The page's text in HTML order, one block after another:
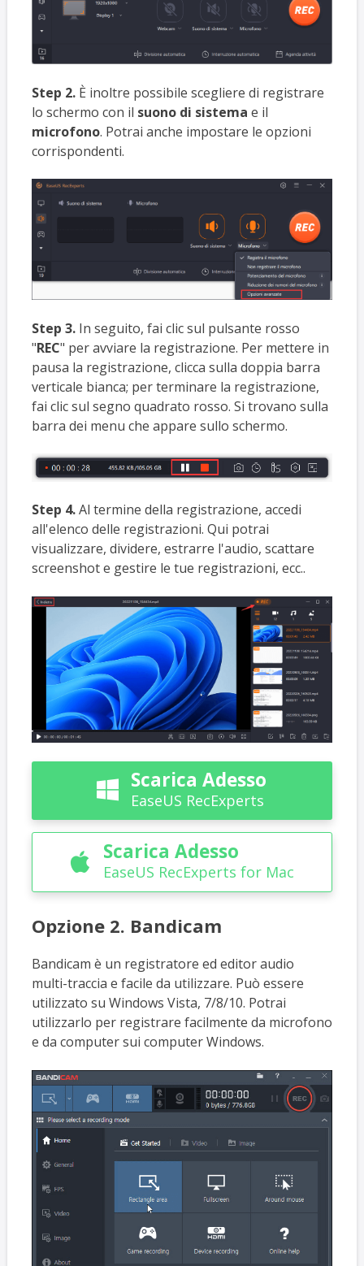
Step 2.È inoltre possibile scegliere di registrare
lo schermo con il suono di sistema e il
microfono. Potrai anche impostare le opzioni
corrispondenti.
Step 3.In seguito, fai clic sul pulsante rosso
"REC" per avviare la registrazione. Per mettere in
pausa la registrazione, clicca sulla doppia barra
verticale bianca; per terminare la registrazione,
fai clic sul segno quadrato rosso. Si trovano sulla
barra dei menu che appare sullo schermo.
Step 4.Al termine della registrazione, accedi
all'elenco delle registrazioni. Qui potrai
visualizzare, dividere, estrarre l'audio, scattare
screenshot e gestire le tue registrazioni, ecc..
 Scarica Adesso
EaseUS RecExperts
 Scarica Adesso
EaseUS RecExperts for Mac
Opzione 2. Bandicam
Bandicam è un registratore ed editor audio
multi-traccia e facile da utilizzare. Può essere
utilizzato su Windows Vista, 7/8/10. Potrai
utilizzarlo per registrare facilmente da microfono
e da computer sui computer Windows.